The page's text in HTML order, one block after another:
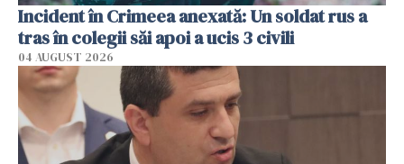
Incident în Crimeea anexată: Un soldat rus a
tras în colegii săi apoi a ucis 3 civili
04 AUGUST 2026